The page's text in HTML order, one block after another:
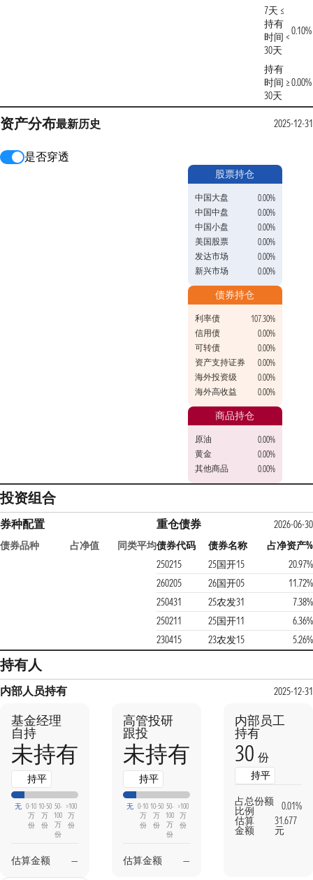
7天 ≤
持有
时间 <
30天
0.10%
持有
时间 ≥
30天
0.00%
资产分布最新历史 2025-12-31
是否穿透
股票持仓
中国大盘
0.00%
中国中盘
0.00%
中国小盘
0.00%
美国股票
0.00%
发达市场
0.00%
新兴市场
0.00%
债券持仓
利率债
107.30%
信用债
0.00%
可转债
0.00%
资产支持证券
0.00%
海外投资级
0.00%
海外高收益
0.00%
商品持仓
原油
0.00%
黄金
0.00%
其他商品
0.00%
投资组合
券种配置
债券品种 占净值 同类平均
重仓债券
2026-06-30
债券代码
债券名称
占净资产%
250215
25国开15
20.97%
260205
26国开05
11.72%
250431
25农发31
7.38%
250211
25国开11
6.36%
230415
23农发15 5.26%
持有人
内部人员持有 2025-12-31
基金经理
自持
未持有
持平
无 0-10
万
份
10-50
万
份
50-
100
万
份
>100
万
份
估算金额 —
高管投研
跟投
未持有
持平
无 0-10
万
份
10-50
万
份
50-
100
万
份
>100
万
份
估算金额 —
内部员工
持有
30 份
持平
占总份额
比例
0.01%
估算
金额
31.677
元